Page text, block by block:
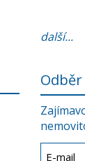
další...